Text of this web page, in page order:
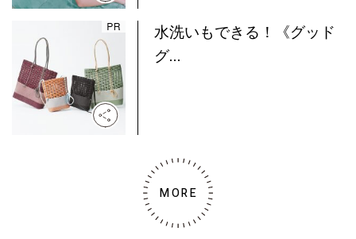
水洗いもできる！《グッド
グ...
MORE